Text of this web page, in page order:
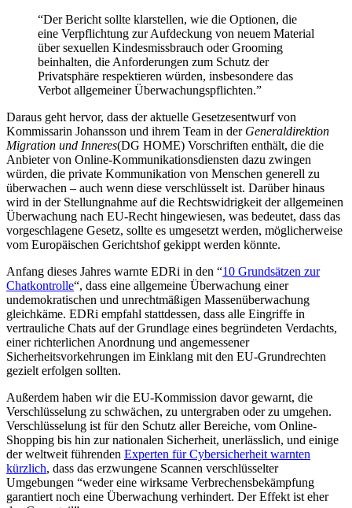
“Der Bericht sollte klarstellen, wie die Optionen, die
eine Verpflichtung zur Aufdeckung von neuem Material
über sexuellen Kindesmissbrauch oder Grooming
beinhalten, die Anforderungen zum Schutz der
Privatsphäre respektieren würden, insbesondere das
Verbot allgemeiner Überwachungspflichten.”
Daraus geht hervor, dass der aktuelle Gesetzesentwurf von
Kommissarin Johansson und ihrem Team in der Generaldirektion
Migration und Inneres(DG HOME) Vorschriften enthält, die die
Anbieter von Online-Kommunikationsdiensten dazu zwingen
würden, die private Kommunikation von Menschen generell zu
überwachen – auch wenn diese verschlüsselt ist. Darüber hinaus
wird in der Stellungnahme auf die Rechtswidrigkeit der allgemeinen
Überwachung nach EU-Recht hingewiesen, was bedeutet, dass das
vorgeschlagene Gesetz, sollte es umgesetzt werden, möglicherweise
vom Europäischen Gerichtshof gekippt werden könnte.
Anfang dieses Jahres warnte EDRi in den “10 Grundsätzen zur
Chatkontrolle“, dass eine allgemeine Überwachung einer
undemokratischen und unrechtmäßigen Massenüberwachung
gleichkäme. EDRi empfahl stattdessen, dass alle Eingriffe in
vertrauliche Chats auf der Grundlage eines begründeten Verdachts,
einer richterlichen Anordnung und angemessener
Sicherheitsvorkehrungen im Einklang mit den EU-Grundrechten
gezielt erfolgen sollten.
Außerdem haben wir die EU-Kommission davor gewarnt, die
Verschlüsselung zu schwächen, zu untergraben oder zu umgehen.
Verschlüsselung ist für den Schutz aller Bereiche, vom Online-
Shopping bis hin zur nationalen Sicherheit, unerlässlich, und einige
der weltweit führenden Experten für Cybersicherheit warnten
kürzlich, dass das erzwungene Scannen verschlüsselter
Umgebungen “weder eine wirksame Verbrechensbekämpfung
garantiert noch eine Überwachung verhindert. Der Effekt ist eher